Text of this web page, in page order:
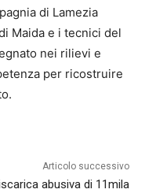
di Lamezia
Maida e i tecnici del
nei rilievi e
per ricostruire
Articolo successivo
abusiva di 11mila